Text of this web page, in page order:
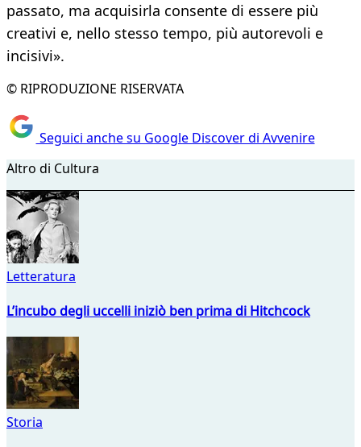
passato, ma acquisirla consente di essere più
creativi e, nello stesso tempo, più autorevoli e
incisivi».
© RIPRODUZIONE RISERVATA
Seguici anche su Google Discover di Avvenire
Altro di Cultura
Letteratura
L’incubo degli uccelli iniziò ben prima di Hitchcock
Storia